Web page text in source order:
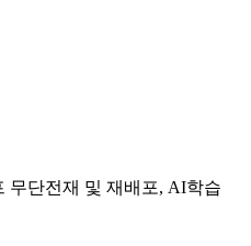
단전재 및 재배포, AI학습